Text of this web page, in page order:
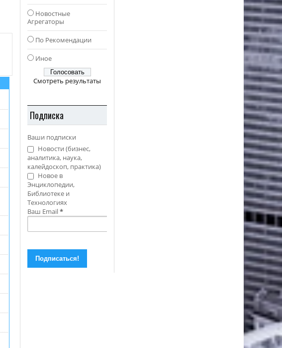
Новостные
Агрегаторы
По Рекомендации
Иное
Смотреть результаты
Подписка
Ваши подписки
Новости (бизнес,
аналитика, наука,
калейдоскоп, практика)
Новое в
Энциклопедии,
Библиотеке и
Технологиях
Ваш Email*